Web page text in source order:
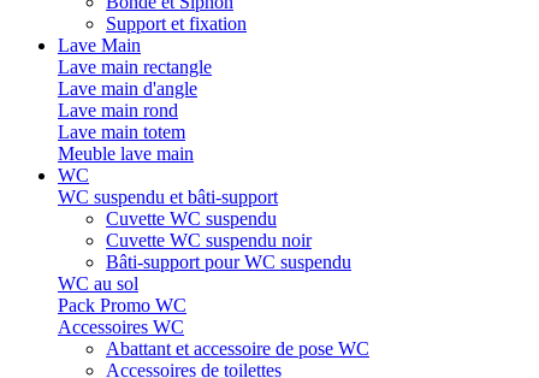
Support et fixation
Lave Main
Lave main rectangle
Lave main d'angle
Lave main rond
Lave main totem
Meuble lave main
WC
WC suspendu et bâti-support
Cuvette WC suspendu
Cuvette WC suspendu noir
Bâti-support pour WC suspendu
WC au sol
Pack Promo WC
Accessoires WC
Abattant et accessoire de pose WC
Accessoires de toilettes